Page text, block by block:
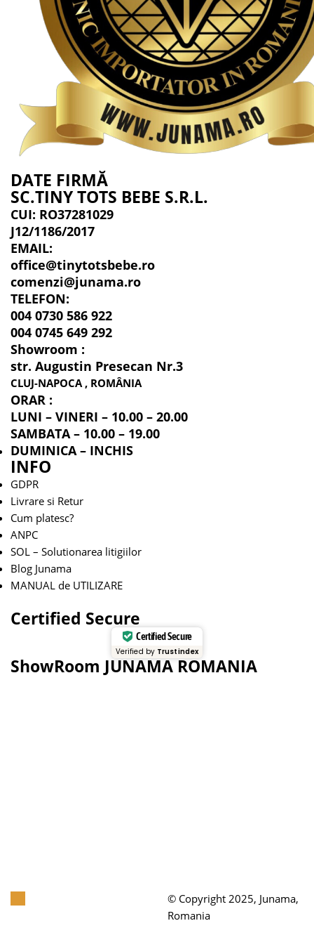
DATE FIRMĂ
SC.TINY TOTS BEBE S.R.L.
CUI: RO37281029
J12/1186/2017
EMAIL:
office@tinytotsbebe.ro
comenzi@junama.ro
TELEFON:
004 0730 586 922
004 0745 649 292
Showroom :
str. Augustin Presecan Nr.3
CLUJ-NAPOCA , ROMÂNIA
ORAR :
LUNI – VINERI – 10.00 – 20.00
SAMBATA – 10.00 – 19.00
DUMINICA – INCHIS
INFO
GDPR
Livrare si Retur
Cum platesc?
ANPC
SOL – Solutionarea litigiilor
Blog Junama
MANUAL de UTILIZARE
Certified Secure
Certified Secure
Verified by Trustindex
ShowRoom JUNAMA ROMANIA
© Copyright 2025, Junama,
Romania